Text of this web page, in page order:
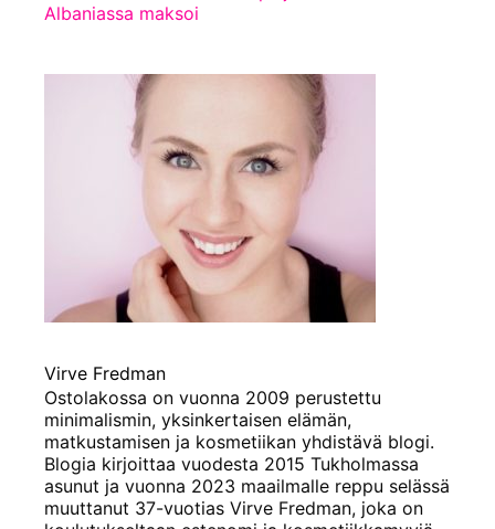
Albaniassa maksoi
Virve Fredman
Ostolakossa on vuonna 2009 perustettu
minimalismin, yksinkertaisen elämän,
matkustamisen ja kosmetiikan yhdistävä blogi.
Blogia kirjoittaa vuodesta 2015 Tukholmassa
asunut ja vuonna 2023 maailmalle reppu selässä
muuttanut 37-vuotias Virve Fredman, joka on